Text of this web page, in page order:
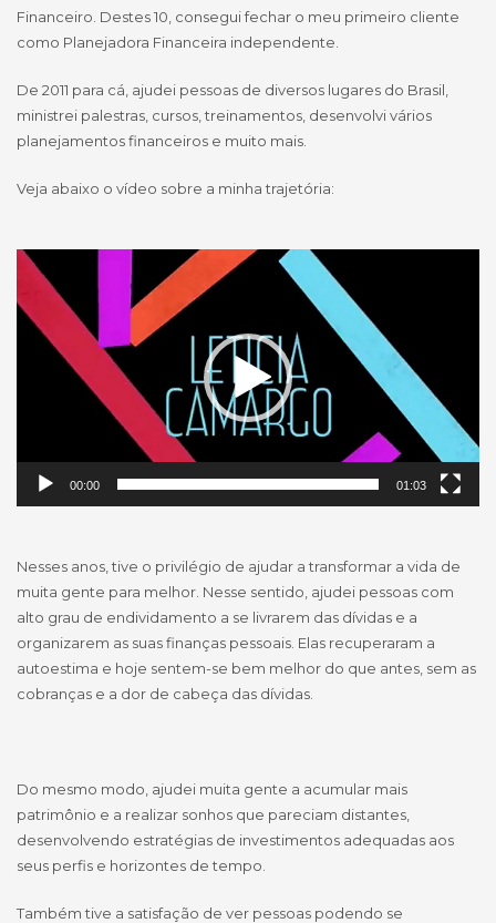
Financeiro. Destes 10, consegui fechar o meu primeiro cliente
como Planejadora Financeira independente.
De 2011 para cá, ajudei pessoas de diversos lugares do Brasil,
ministrei palestras, cursos, treinamentos, desenvolvi vários
planejamentos financeiros e muito mais.
Veja abaixo o vídeo sobre a minha trajetória:
Tocador
00:00 01:03
Nesses anos, tive o privilégio de ajudar a transformar a vida de
muita gente para melhor. Nesse sentido, ajudei pessoas com
alto grau de endividamento a se livrarem das dívidas e a
organizarem as suas finanças pessoais. Elas recuperaram a
autoestima e hoje sentem-se bem melhor do que antes, sem as
cobranças e a dor de cabeça das dívidas.
Do mesmo modo, ajudei muita gente a acumular mais
patrimônio e a realizar sonhos que pareciam distantes,
desenvolvendo estratégias de investimentos adequadas aos
seus perfis e horizontes de tempo.
Também tive a satisfação de ver pessoas podendo se